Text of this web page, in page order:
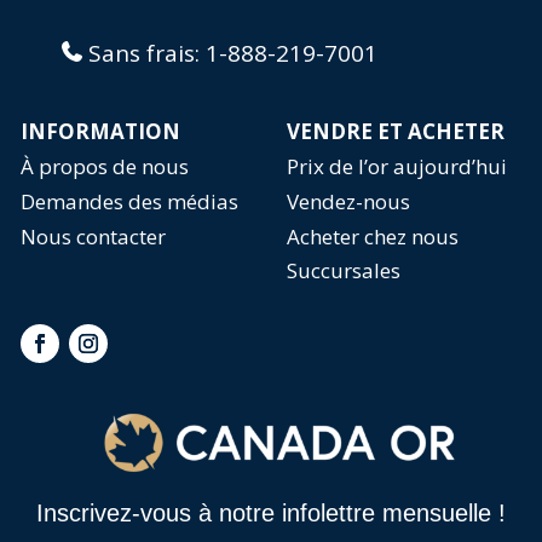
Sans frais: 1-888-219-7001
INFORMATION
VENDRE ET ACHETER
À propos de nous
Prix de l’or aujourd’hui
Demandes des médias
Vendez-nous
Nous contacter
Acheter chez nous
Succursales
Inscrivez-vous à notre infolettre mensuelle !